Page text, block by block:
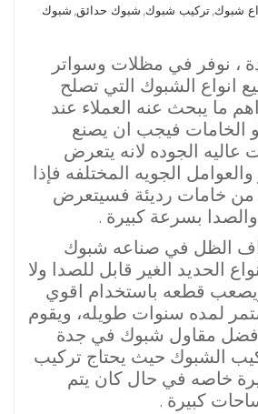
شبوك,تركيب شبوك, شبوك حدائق, شبوك
، نوفر في مظلات وسواتر
انواع الشبوك التي تصلح
ما يبحث عنه العملاء عند
الخامات فيجب ان يصنع
الجوده لانه يتعرض
الجويه المختلفه فإذا
من خامات رديئة فسيتعرض
والصدا بسرعة كبيرة .
الظل في صناعه شبوك
الحديد الغير قابل للصدا ولا
قطعه باستخدام اقوي
لمده سنوات طويله، ويقوم
مقاول شبوك في جدة
الشبوك حيث يحتاج تركيب
خاصه في حال كان يتم
كبيرة .